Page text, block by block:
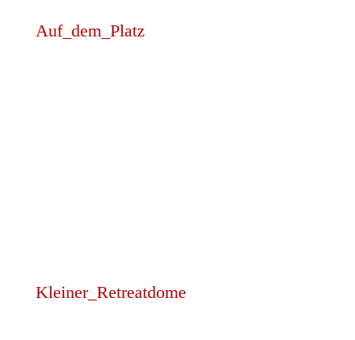
Auf_dem_Platz
Kleiner_Retreatdome